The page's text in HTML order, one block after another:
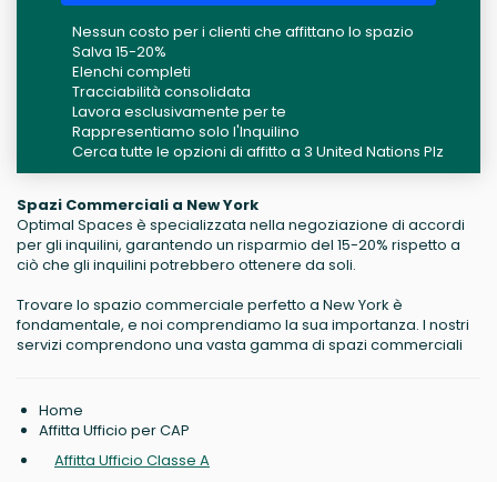
Nessun costo per i clienti che affittano lo spazio
Salva 15-20%
Elenchi completi
Tracciabilità consolidata
Lavora esclusivamente per te
Rappresentiamo solo l'Inquilino
Cerca tutte le opzioni di affitto a 3 United Nations Plz
Spazi Commerciali a New York
Optimal Spaces è specializzata nella negoziazione di accordi
per gli inquilini, garantendo un risparmio del 15-20% rispetto a
ciò che gli inquilini potrebbero ottenere da soli.
Trovare lo spazio commerciale perfetto a New York è
fondamentale, e noi comprendiamo la sua importanza. I nostri
servizi comprendono una vasta gamma di spazi commerciali
Home
Affitta Ufficio per CAP
Affitta Ufficio Classe A